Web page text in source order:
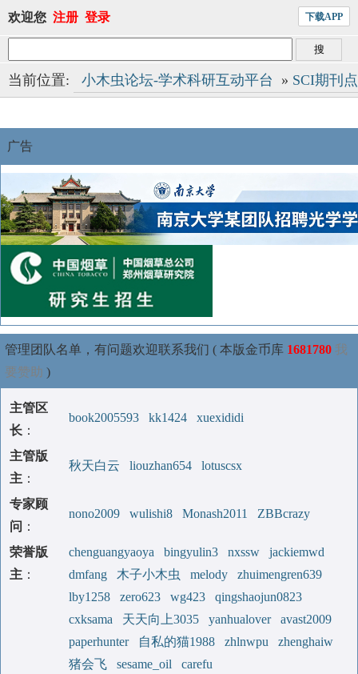
欢迎您 注册 登录 下载APP
当前位置: 小木虫论坛-学术科研互动平台 » SCI期刊
广告
管理团队名单，有问题欢迎联系我们 ( 本版金币库 1681780 我
要赞助 )
主管区
长 ：
book2005593 kk1424 xuexididi
主管版
主 ：
秋天白云 liouzhan654 lotuscsx
专家顾
问 ：
nono2009 wulishi8 Monash2011 ZBBcrazy
荣誉版
主 ：
chenguangyaoya bingyulin3 nxssw
jackiemwd
dmfang
木子小木虫 melody
zhuimengren639
lby1258
zero623 wg423
qingshaojun0823
cxksama
天天向上3035 yanhualover
avast2009
paperhunter
自私的猫1988 zhlnwpu
zhenghaiw
猪会飞
sesame_oil carefu